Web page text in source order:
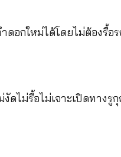
ดอกใหม่ได้โดยไม่ต้องรื้อ
ดไม่รื้อไม่เจาะเปิดทางรู